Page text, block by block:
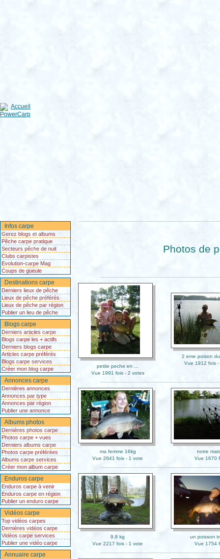
Infos carpe
Gerez blogs et albums
Pêche carpe pratique
Secteurs pêche de nuit
Clubs carpistes
Evolution-carpe Mag
Coups de gueule
Destinations carpe
Derniers lieux de pêche
Lieux de pêche préférés
Lieux de pêche par région
Publier un lieu de pêche
Blogs carpe
Derniers articles carpe
Blogs carpe les + actifs
Derniers blogs carpe
Articles carpe préférés
Blogs carpe services
Créer mon blog carpe
Annonces carpe
Dernières annonces
Annonces par type
Annonces par région
Publier une annonce
Albums photos
Dernières photos carpe
Photos carpe + vues
Derniers albums carpe
Photos carpe préférées
Albums carpe services
Créer mon album carpe
Enduros carpe
Enduros carpe à venir
Enduros carpe en région
Publier un enduro carpe
Vidéos carpe
Top vidéos carpes
Dernières vidéos carpe
Vidéos carpe services
Publier une vidéo carpe
Annuaire carpe
Photos de
petite peche en ...
Vue 1991 fois - 2 votes
2 eme poison
Vue 1912 fois -
ma femme 16kg
Vue 2641 fois - 1 vote
notre
Vue 1670
9,8 kg
Vue 2217 fois - 1 vote
un poisson
Vue 1754